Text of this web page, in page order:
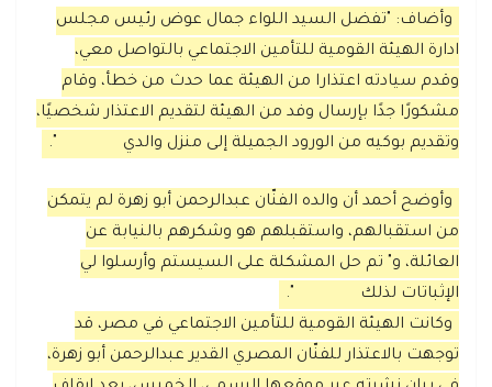
وأضاف: "تفضل السيد اللواء جمال عوض رئيس مجلس
ادارة الهيئة القومية للتأمين الاجتماعي بالتواصل معي،
وقدم سيادته اعتذارا من الهيئة عما حدث من خطأ، وقام
مشكورًا جدًا بإرسال وفد من الهيئة لتقديم الاعتذار شخصيًا،
وتقديم بوكيه من الورود الجميلة إلى منزل والدي
".
وأوضح أحمد أن والده الفنّان عبدالرحمن أبو زهرة لم يتمكن
من استقبالهم، واستقبلهم هو وشكرهم بالنيابة عن
العائلة، و" تم حل المشكلة على السيستم وأرسلوا لي
الإثباتات لذلك
".
وكانت الهيئة القومية للتأمين الاجتماعي في مصر، قد
توجهت بالاعتذار للفنّان المصري القدير عبدالرحمن أبو زهرة،